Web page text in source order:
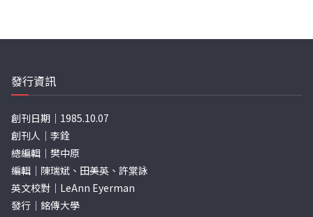
發行資訊
創刊日期｜1985.10.07
創刊人｜李銓
總編輯｜樊中原
編輯｜陳瑞斌、田美英、許棠詠
英文校對｜LeAnn Eyerman
發行｜銘傳大學